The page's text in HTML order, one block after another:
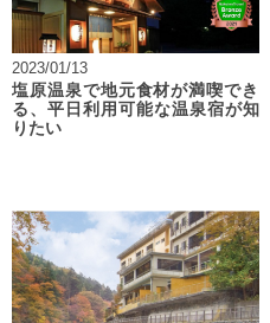
2023/01/13
塩原温泉で地元食材が満喫でき
る、平日利用可能な温泉宿が知
りたい